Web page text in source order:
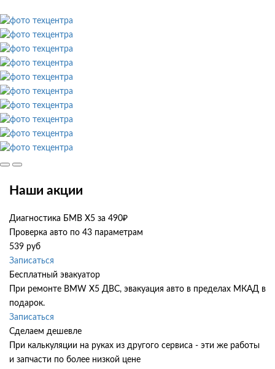
Наши акции
Диагностика БМВ Х5 за 490₽
Проверка авто по 43 параметрам
539 руб
Записаться
Бесплатный эвакуатор
При ремонте BMW X5 ДВС, эвакуация авто в пределах МКАД в
подарок.
Записаться
Сделаем дешевле
При калькуляции на руках из другого сервиса - эти же работы
и запчасти по более низкой цене